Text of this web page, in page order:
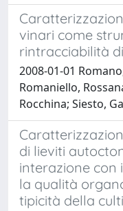
vinari come
rintracciabilità
2008-01-01
Romaniello,
Rocchina; Siesto,
di lieviti
interazione con
la qualità
tipicità della